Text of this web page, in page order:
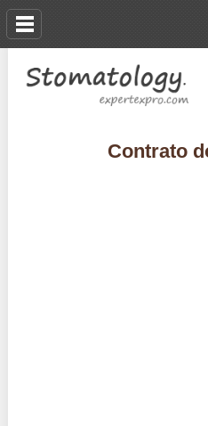
Contrato